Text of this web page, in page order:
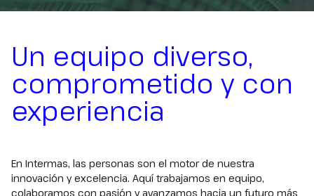
Un equipo diverso,
comprometido y con
experiencia
En Intermas, las personas son el motor de nuestra
innovación y excelencia. Aquí trabajamos en equipo,
colaboramos con pasión y avanzamos hacia un futuro más